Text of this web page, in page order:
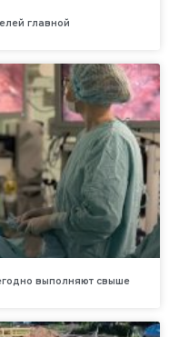
главной
выполняют свыше